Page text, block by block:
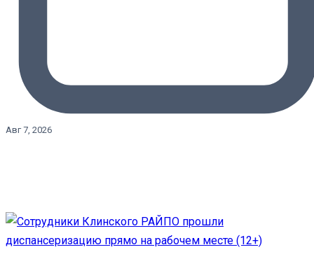
Авг 7, 2026